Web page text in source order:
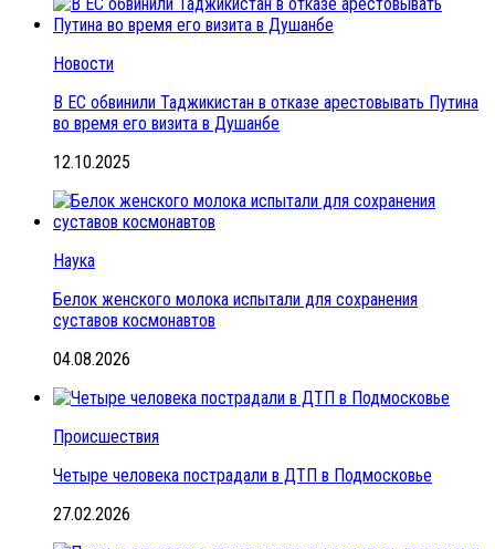
Новости
В ЕС обвинили Таджикистан в отказе арестовывать Путина
во время его визита в Душанбе
12.10.2025
Наука
Белок женского молока испытали для сохранения
суставов космонавтов
04.08.2026
Происшествия
Четыре человека пострадали в ДТП в Подмосковье
27.02.2026